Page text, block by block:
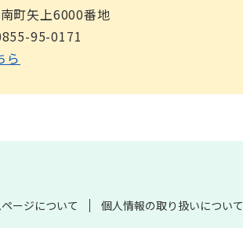
町矢上6000番地
95-0171
ら
ージについて 個人情報の取り扱いについて